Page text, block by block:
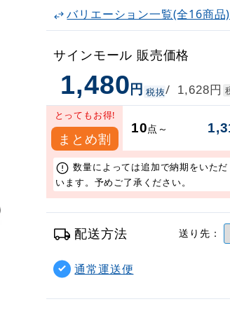
バリエーション一覧(全16商品
サインモール 販売価格
1,480円 税抜/ 1,628円
とってもお得!
まとめ割
10点～
数量によっては追加で納期をいた
います。予めご了承ください。
配送方法 送り先：
通常運送便